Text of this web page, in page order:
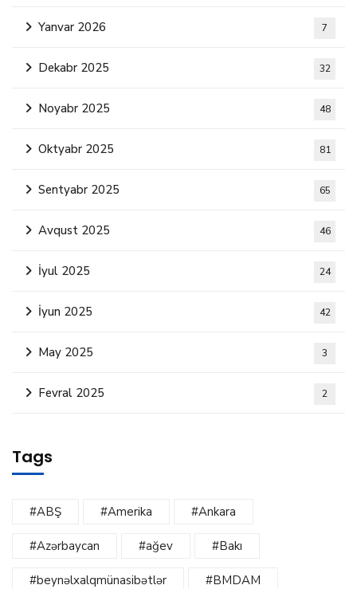
Yanvar 2026 7
Dekabr 2025 32
Noyabr 2025 48
Oktyabr 2025 81
Sentyabr 2025 65
Avqust 2025 46
İyul 2025 24
İyun 2025 42
May 2025 3
Fevral 2025 2
Tags
#ABŞ #Amerika #Ankara
#Azərbaycan #ağev #Bakı
#beynəlxalqmünasibətlər #BMDAM